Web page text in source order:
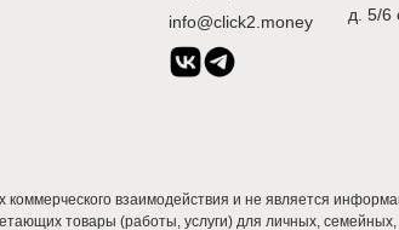
info@click2.money
д. 5/6
взаимодействия и не является
товары (работы, услуги) для личных,